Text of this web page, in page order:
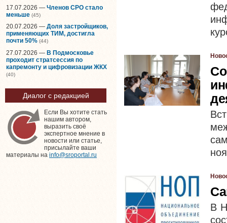
17.07.2026 — Членов СРО стало
меньше (45)
20.07.2026 — Доля застройщиков,
применяющих ТИМ, достигла
почти 50% (44)
27.07.2026 — В Подмосковье
проходит стратсессия по
капремонту и цифровизации ЖКХ
(40)
Диалог с редакцией
Если Вы хотите стать
нашим автором,
выразить своё
экспертное мнение в
новости или статье,
присылайте ваши
материалы на info@sroportal.ru
В